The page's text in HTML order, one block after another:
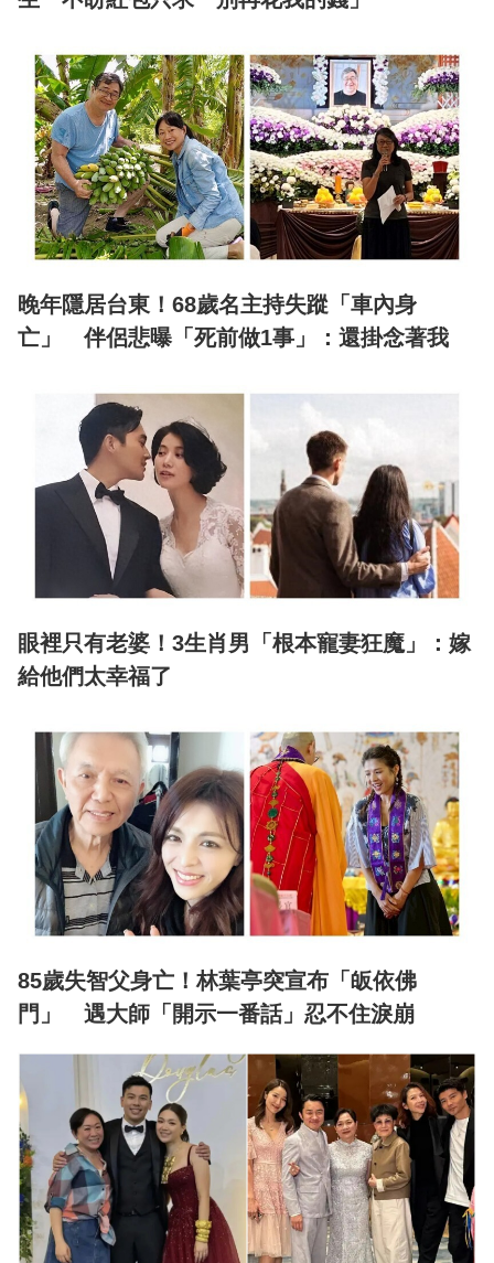
晚年隱居台東！68歲名主持失蹤「車內身
亡」 伴侶悲曝「死前做1事」：還掛念著我
眼裡只有老婆！3生肖男「根本寵妻狂魔」：嫁
給他們太幸福了
85歲失智父身亡！林葉亭突宣布「皈依佛
門」 遇大師「開示一番話」忍不住淚崩